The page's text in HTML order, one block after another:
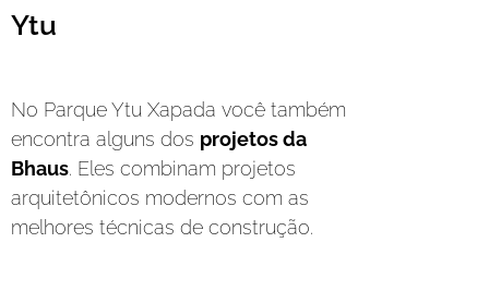
Ytu
No Parque Ytu Xapada você também
encontra alguns dos projetos da
Bhaus. Eles combinam projetos
arquitetônicos modernos com as
melhores técnicas de construção.